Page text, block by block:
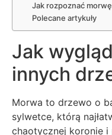
Jak rozpoznać
Polecane artykuły
Jak
innych
Morwa to drzewo o
sylwetce, którą
chaotycznej koronie